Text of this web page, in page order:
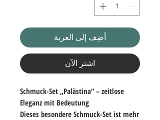
أضِف إلى العربة
اشترِ الآن
Schmuck-Set „Palästina“ – zeitlose
Eleganz mit Bedeutung
Dieses besondere Schmuck-Set ist mehr